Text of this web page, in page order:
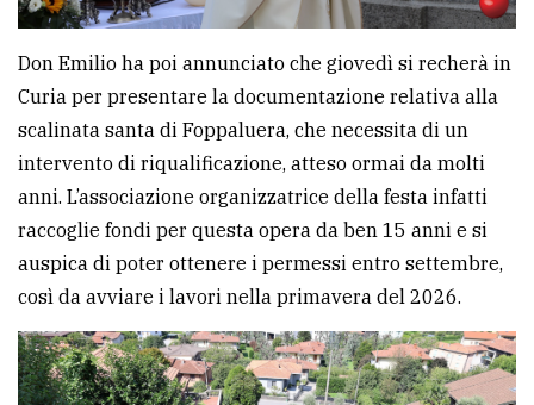
Don Emilio ha poi annunciato che giovedì si recherà in
Curia per presentare la documentazione relativa alla
scalinata santa di Foppaluera, che necessita di un
intervento di riqualificazione, atteso ormai da molti
anni. L’associazione organizzatrice della festa infatti
raccoglie fondi per questa opera da ben 15 anni e si
auspica di poter ottenere i permessi entro settembre,
così da avviare i lavori nella primavera del 2026.